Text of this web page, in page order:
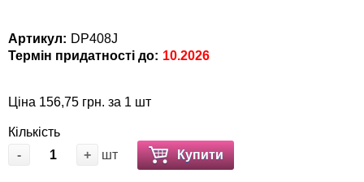
Артикул: DP408J
Термін придатності до: 10.2026
Ціна 156,75 грн. за 1 шт
Кількість
-
+ шт Купити
Післяопераційні засоби та витратні
Товари для голубів